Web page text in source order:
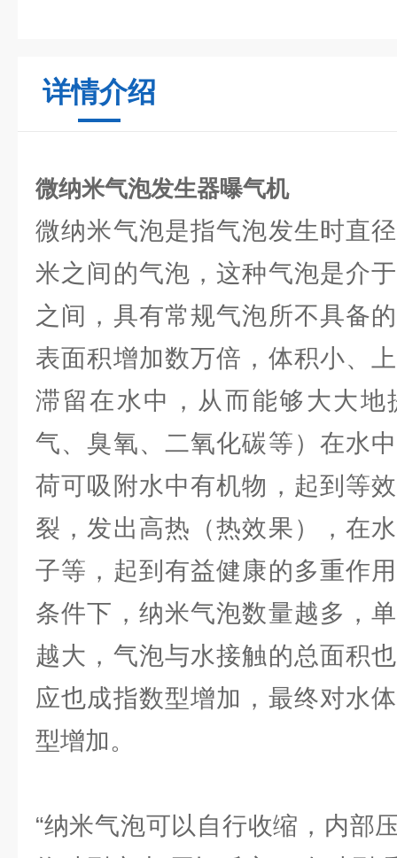
详情介绍
微纳米气泡发生器曝气机
微纳米气泡是指气泡发生时直
米之间的气泡，这种气泡是介
之间，具有常规气泡所不具备
表面积增加数万倍，体积小、
滞留在水中，从而能够大大地
气、臭氧、二氧化碳等）在水
荷可吸附水中有机物，起到等
裂，发出高热（热效果），在
子等，起到有益健康的多重作
条件下，纳米气泡数量越多，
越大，气泡与水接触的总面积
应也成指数型增加，最终对水
型增加。
“纳米气泡可以自行收缩，内部